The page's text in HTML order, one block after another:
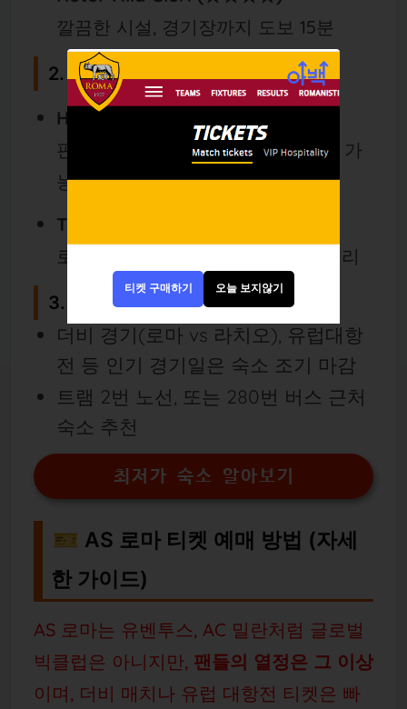
깔끔한 시설, 경기장까지 도보 15분
2. 로마 시내 중심 숙소
Hotel Nazionale (★★★★)
판테온 근처, 관광 + 축구 직관 모두 가
능
The Hive Hotel (★★★★)
로마 테르미니역 근처, 교통 매우 편리
3. 예약 팁
더비 경기(로마 vs 라치오), 유럽대항
전 등 인기 경기일은 숙소 조기 마감
트램 2번 노선, 또는 280번 버스 근처
숙소 추천
최저가 숙소 알아보기
🎫 AS 로마 티켓 예매 방법 (자세
한 가이드)
AS 로마는 유벤투스, AC 밀란처럼 글로벌
빅클럽은 아니지만, 팬들의 열정은 그 이상
이며, 더비 매치나 유럽 대항전 티켓은 빠
티켓 구매하기 오늘 보지않기